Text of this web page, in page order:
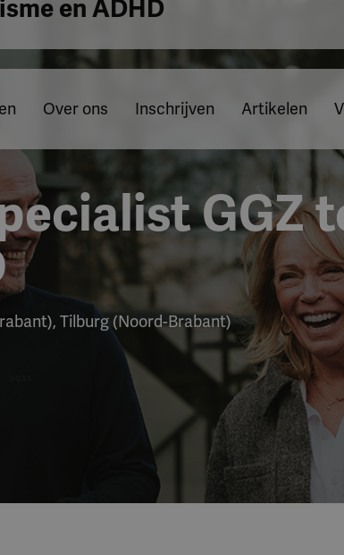
en ADHD
Over ons Inschrijven Artikelen
GGZ
Tilburg (Noord-Brabant)